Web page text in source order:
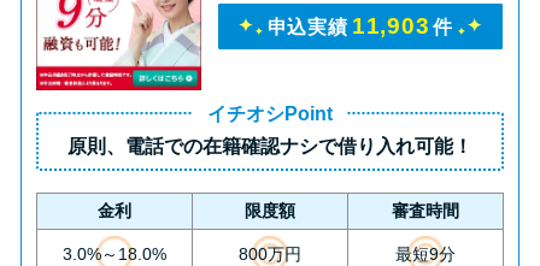
せ方法
申込実績 11,903 件
イチオシPoint
原則、 電話での在籍確認ナシで借り入れ可能！
金利 限度額 審査時間
3.0%～18.0% 800万円 最短9分